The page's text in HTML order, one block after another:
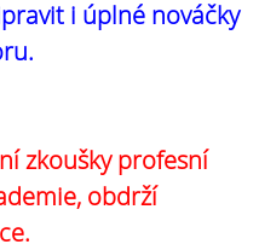
i úplné nováčky
zkoušky profesní
obdrží